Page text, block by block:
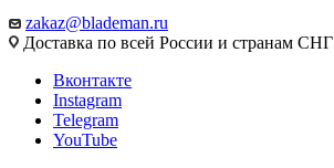
zakaz@blademan.ru
Доставка по всей России и странам СНГ
Вконтакте
Instagram
Telegram
YouTube